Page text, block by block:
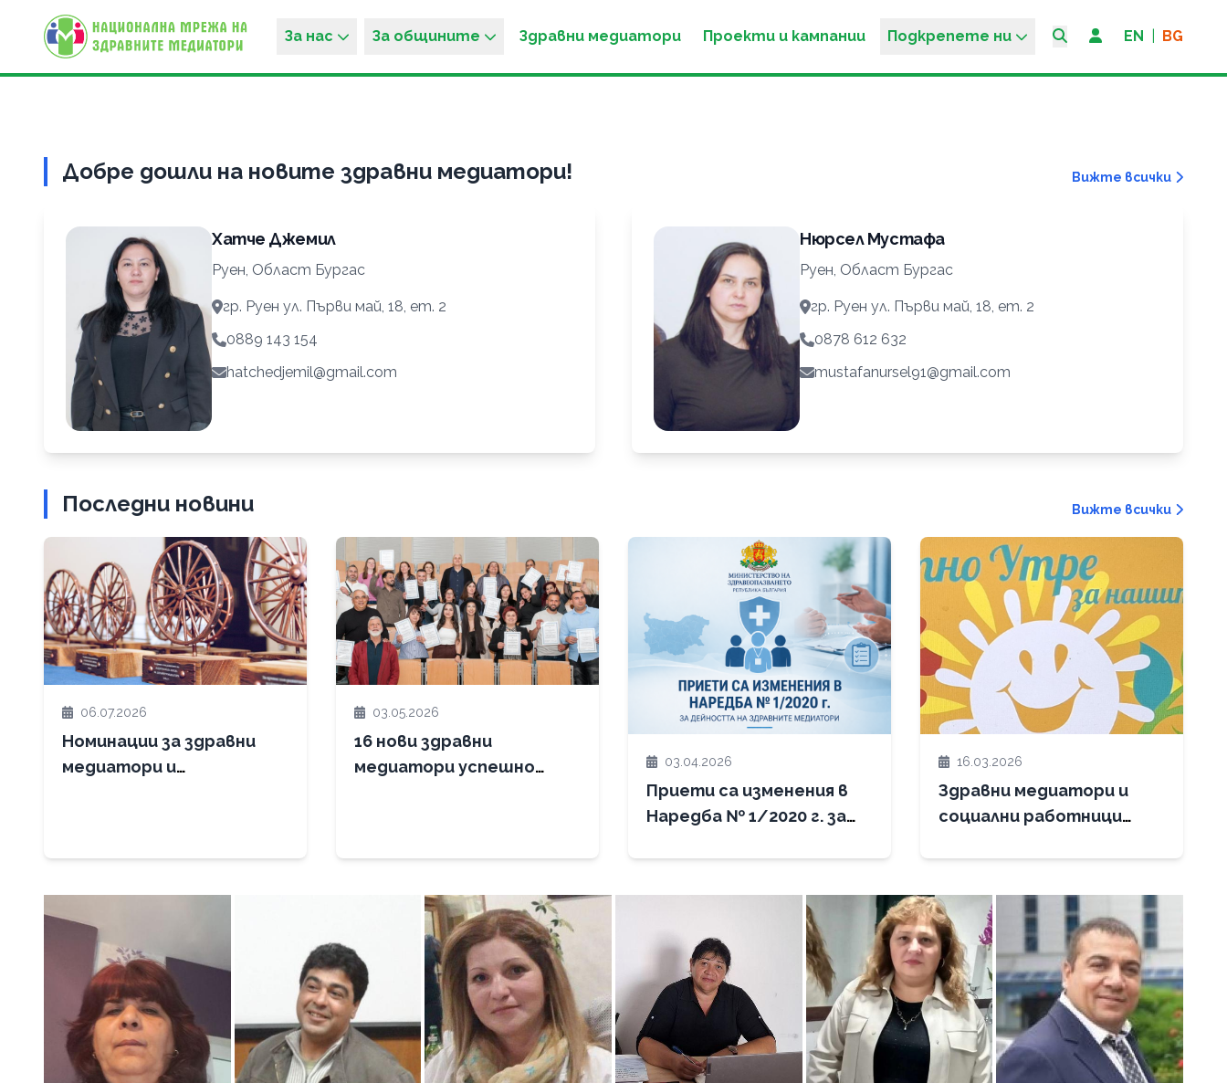
За нас За общините Здравни медиатори Проекти и кампании Подкрепете ни EN BG
Извънредни
мерки
срещу
морбили
Към
в страната
случая на
морбили при
деца на
възраст до
7 години
Повече за кампанията
Добре дошли на новите здравни медиатори! Вижте всички
Хатче Джемил
Руен, Област Бургас
гр. Руен ул. Първи май, 18, ет. 2
0889 143 154
hatchedjemil@gmail.com
Нюрсел Мустафа
Руен, Област Бургас
гр. Руен ул. Първи май, 18, ет. 2
0878 612 632
mustafanursel91@gmail.com
Последни новини Вижте всички
06.07.2026
Номинации за здравни
медиатори и
септември 2025 – 31
август 2026 г.
03.05.2026
16 нови здравни
медиатори успешно
03.04.2026
Приети са изменения в
Наредба № 1/2020 г. за
16.03.2026
Здравни медиатори и
социални работници
компетентност в
областта на детското
здраве